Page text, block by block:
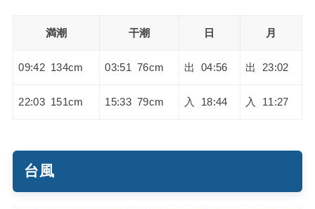
満潮 干潮 日 月
09:42 134cm 03:51 76cm 出 04:56 出 23:02
22:03 151cm 15:33 79cm 入 18:44 入 11:27
台風